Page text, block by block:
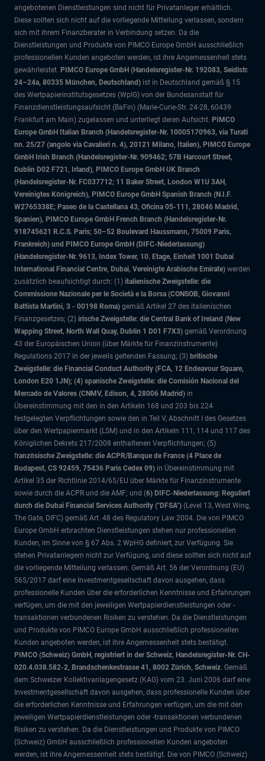
angebotenen Dienstleistungen sind nicht für Privatanleger erhältlich.
Diese sollten sich nicht auf die vorliegende Mitteilung verlassen, sondern
sich mit ihrem Finanzberater in Verbindung setzen. Da die
Dienstleistungen und Produkte von PIMCO Europe GmbH ausschließlich
professionellen Kunden angeboten werden, ist ihre Angemessenheit stets
gewährleistet. PIMCO Europe GmbH (Handelsregister-Nr. 192083, Seidlstr.
24–24a, 80335 München, Deutschland) ist in Deutschland gemäß § 15
des Wertpapierinstitutsgesetzes (WpIG) von der Bundesanstalt für
Finanzdienstleistungsaufsicht (BaFin) (Marie-Curie-Str. 24-28, 60439
Frankfurt am Main) zugelassen und unterliegt deren Aufsicht. PIMCO
Europe GmbH Italian Branch (Handelsregister-Nr. 10005170963, via Turati
nn. 25/27 (angolo via Cavalieri n. 4), 20121 Milano, Italien), PIMCO Europe
GmbH Irish Branch (Handelsregister-Nr. 909462; 57B Harcourt Street,
Dublin D02 F721, Irland), PIMCO Europe GmbH UK Branch
(Handelsregister-Nr. FC037712; 11 Baker Street, London W1U 3AH,
Vereinigtes Königreich), PIMCO Europe GmbH Spanish Branch (N.I.F.
W2765338E; Paseo de la Castellana 43, Oficina 05-111, 28046 Madrid,
Spanien), PIMCO Europe GmbH French Branch (Handelsregister-Nr.
918745621 R.C.S. Paris; 50–52 Boulevard Haussmann, 75009 Paris,
Frankreich) und PIMCO Europe GmbH (DIFC-Niederlassung)
(Handelsregister-Nr. 9613, Index Tower, 10. Etage, Einheit 1001 Dubai
International Financial Centre, Dubai, Vereinigte Arabische Emirate) werden
zusätzlich beaufsichtigt durch: (1) italienische Zweigstelle: die
Commissione Nazionale per le Società e la Borsa (CONSOB, Giovanni
Battista Martini, 3 - 00198 Roma) gemäß Artikel 27 des italienischen
Finanzgesetzes; (2) irische Zweigstelle: die Central Bank of Ireland (New
Wapping Street, North Wall Quay, Dublin 1 D01 F7X3) gemäß Verordnung
43 der Europäischen Union (über Märkte für Finanzinstrumente)
Regulations 2017 in der jeweils geltenden Fassung; (3) britische
Zweigstelle: die Financial Conduct Authority (FCA, 12 Endeavour Square,
London E20 1JN); (4) spanische Zweigstelle: die Comisión Nacional del
Mercado de Valores (CNMV, Edison, 4, 28006 Madrid) in
Übereinstimmung mit den in den Artikeln 168 und 203 bis 224
festgelegten Verpflichtungen sowie den in Teil V, Abschnitt I des Gesetzes
über den Wertpapiermarkt (LSM) und in den Artikeln 111, 114 und 117 des
Königlichen Dekrets 217/2008 enthaltenen Verpflichtungen; (5)
französische Zweigstelle: die ACPR/Banque de France (4 Place de
Budapest, CS 92459, 75436 Paris Cedex 09) in Übereinstimmung mit
Artikel 35 der Richtlinie 2014/65/EU über Märkte für Finanzinstrumente
sowie durch die ACPR und die AMF; und (6) DIFC-Niederlassung: Reguliert
durch die Dubai Financial Services Authority ("DFSA") (Level 13, West Wing,
The Gate, DIFC) gemäß Art. 48 des Regulatory Law 2004. Die von PIMCO
Europe GmbH erbrachten Dienstleistungen stehen nur professionellen
Kunden, im Sinne von § 67 Abs. 2 WpHG definiert, zur Verfügung. Sie
stehen Privatanlegern nicht zur Verfügung, und diese sollten sich nicht auf
die vorliegende Mitteilung verlassen. Gemäß Art. 56 der Verordnung (EU)
565/2017 darf eine Investmentgesellschaft davon ausgehen, dass
professionelle Kunden über die erforderlichen Kenntnisse und Erfahrungen
verfügen, um die mit den jeweiligen Wertpapierdienstleistungen oder -
transaktionen verbundenen Risiken zu verstehen. Da die Dienstleistungen
und Produkte von PIMCO Europe GmbH ausschließlich professionellen
Kunden angeboten werden, ist ihre Angemessenheit stets bestätigt.
PIMCO (Schweiz) GmbH, registriert in der Schweiz, Handelsregister-Nr. CH-
020.4.038.582-2, Brandschenkestrasse 41, 8002 Zürich, Schweiz. Gemäß
dem Schweizer Kollektivanlagengesetz (KAG) vom 23. Juni 2006 darf eine
Investmentgesellschaft davon ausgehen, dass professionelle Kunden über
die erforderlichen Kenntnisse und Erfahrungen verfügen, um die mit den
jeweiligen Wertpapierdienstleistungen oder -transaktionen verbundenen
Risiken zu verstehen. Da die Dienstleistungen und Produkte von PIMCO
(Schweiz) GmbH ausschließlich professionellen Kunden angeboten
werden, ist ihre Angemessenheit stets bestätigt. Die von PIMCO (Schweiz)